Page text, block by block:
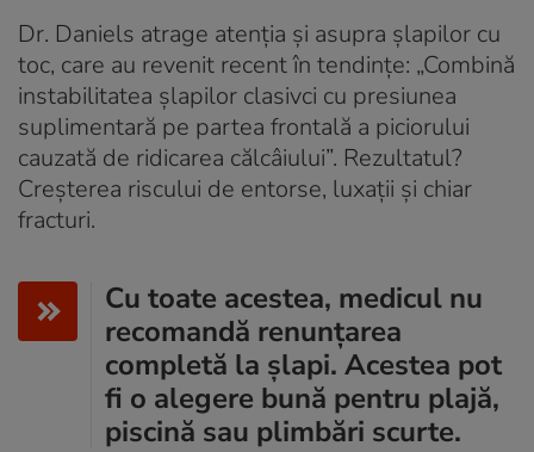
Dr. Daniels atrage atenția și asupra șlapilor cu
toc, care au revenit recent în tendințe: „Combină
instabilitatea șlapilor clasivci cu presiunea
suplimentară pe partea frontală a piciorului
cauzată de ridicarea călcâiului”. Rezultatul?
Creșterea riscului de entorse, luxații și chiar
fracturi.
Cu toate acestea, medicul nu
recomandă renunțarea
completă la șlapi. Acestea pot
fi o alegere bună pentru plajă,
piscină sau plimbări scurte.